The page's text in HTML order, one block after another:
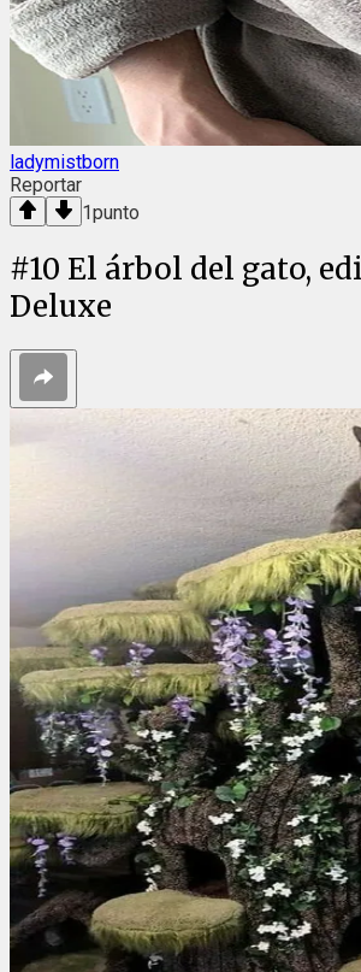
ladymistborn
Reportar
1punto
#10 El árbol del gato,
Deluxe